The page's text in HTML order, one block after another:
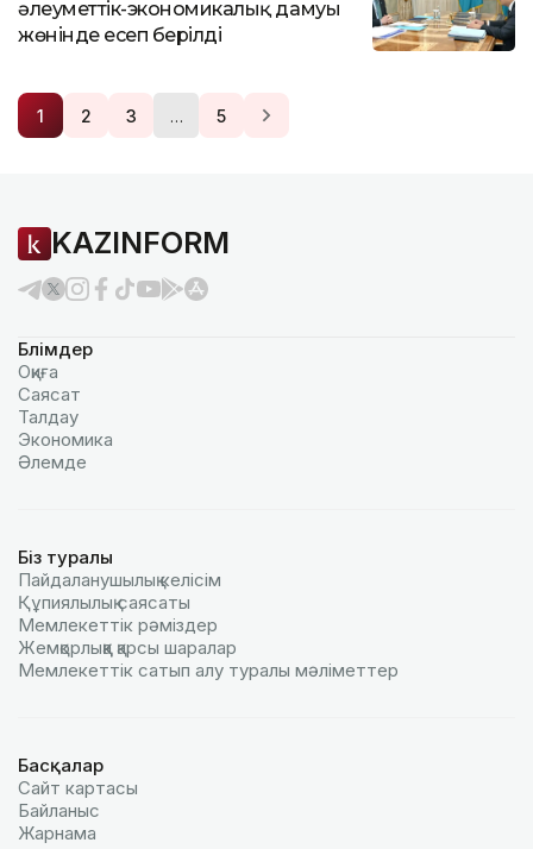
әлеуметтік-экономикалық дамуы
жөнінде есеп берілді
1 2 3 … 5
KAZINFORM
Бөлімдер
Оқиға
Саясат
Талдау
Экономика
Әлемде
Біз туралы
Пайдаланушылық келiciм
Құпиялылық саясаты
Мемлекеттік рәміздер
Жемқорлыққа қарсы шаралар
Мемлекеттік сатып алу туралы мәлiметтер
Басқалар
Сайт картасы
Байланыс
Жарнама